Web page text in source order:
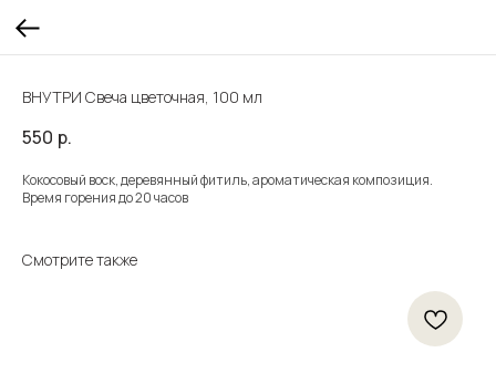
ВНУТРИ Свеча цветочная, 100 мл
550 р.
Кокосовый воск, деревянный фитиль, ароматическая композиция.
Время горения до 20 часов
Смотрите также